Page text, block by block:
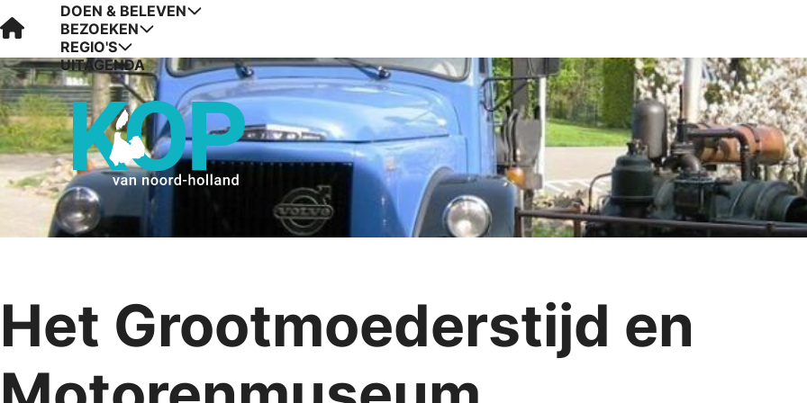
Visit Kop van Holland
DOEN & BELEVEN
BEZOEKEN
REGIO'S
UITAGENDA
Het Grootmoederstijd en